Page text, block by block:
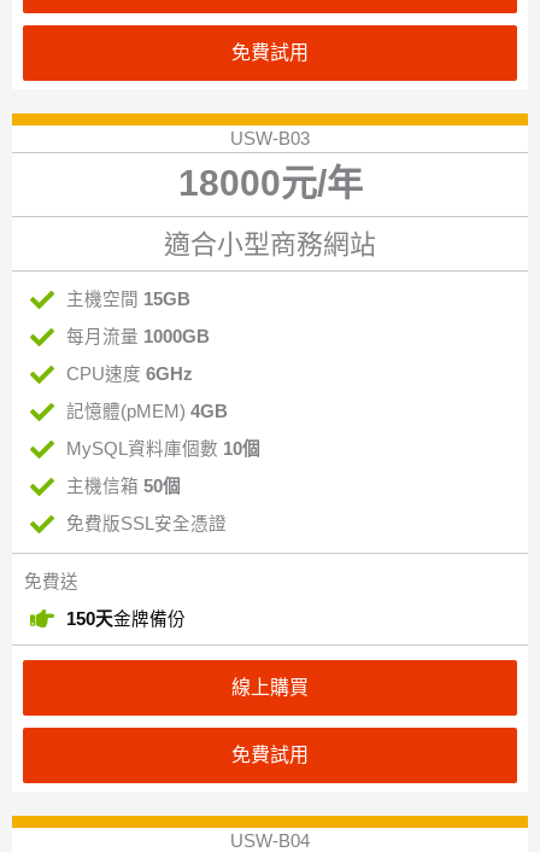
免費試用
USW-B03
18000元/年
適合小型商務網站
主機空間 15GB
每月流量 1000GB
CPU速度 6GHz
記憶體(pMEM) 4GB
MySQL資料庫個數 10個
主機信箱 50個
免費版SSL安全憑證
免費送
150天金牌備份
線上購買
免費試用
USW-B04